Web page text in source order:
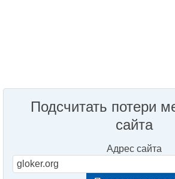
Подсчитать потери
сайта
Адрес сайта